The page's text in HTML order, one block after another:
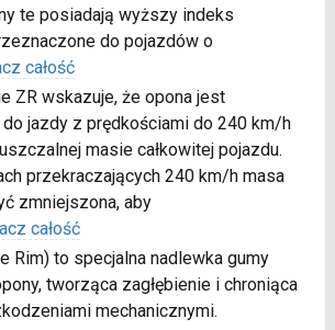
te posiadają wyższy indeks
do pojazdów o
całość
ZR wskazuje, że opona jest
jazdy z prędkościami do 240 km/h
masie całkowitej pojazdu.
przekraczających 240 km/h masa
zmniejszona, aby
całość
Rim) to specjalna nadlewka gumy
tworząca zagłębienie i chroniąca
mechanicznymi.